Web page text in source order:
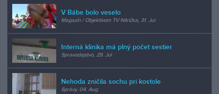
V Bábe bolo veselo
Magazín / Objektívom TV Nitrička, 31. Jul
Interná klinika má plný počet sestier
Spravodajstvo, 29. Jul
Nehoda zničila sochu pri kostole
Správy, 04. Aug